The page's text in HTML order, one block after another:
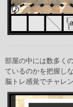
部屋の中には数多く
ているのかを把握し
脳トレ感覚でチャレ